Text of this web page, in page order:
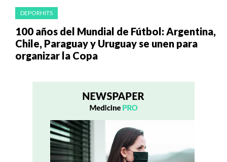
DEPORHITS
100 años del Mundial de Fútbol: Argentina,
Chile, Paraguay y Uruguay se unen para
organizar la Copa